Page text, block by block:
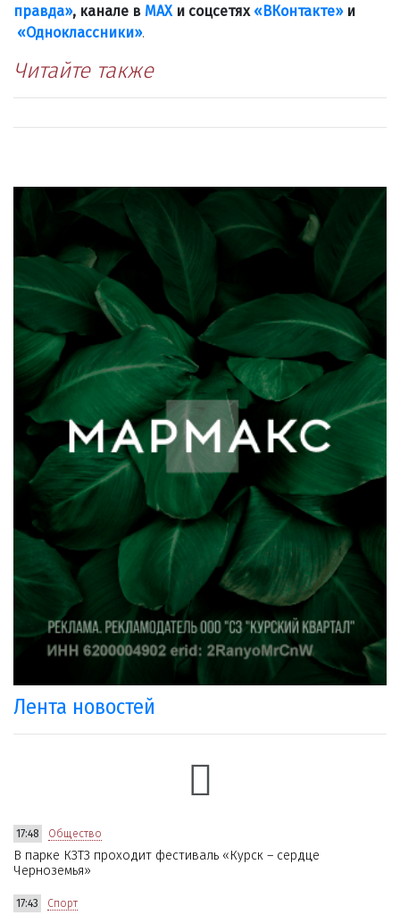
правда», канале в МАХи соцсетях «ВКонтакте»и
«Одноклассники».
Читайте также
Лента новостей
17:48 Общество
В парке КЗТЗ проходит фестиваль «Курск – сердце
Черноземья»
17:43 Спорт